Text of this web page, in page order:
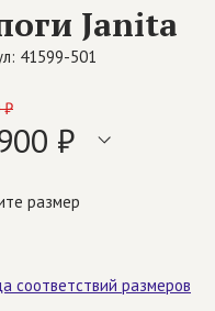
Другое Janita
41599-501
₽
₽
размер
соответствий размеров